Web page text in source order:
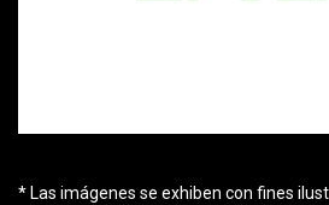
* Las imágenes se exhiben con fines